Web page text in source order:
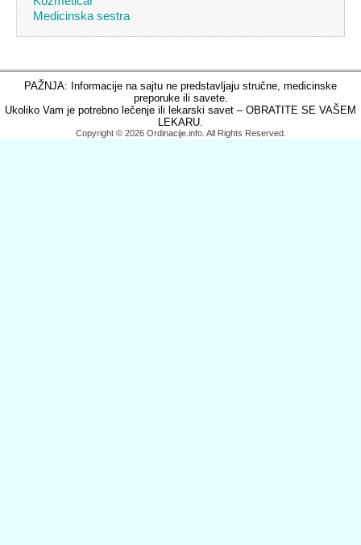
Medicinska sestra
PAŽNJA: Informacije na sajtu ne predstavljaju stručne, medicinske
preporuke ili savete.
Ukoliko Vam je potrebno lečenje ili lekarski savet – OBRATITE SE VAŠEM
LEKARU.
Copyright © 2026 Ordinacije.info. All Rights Reserved.